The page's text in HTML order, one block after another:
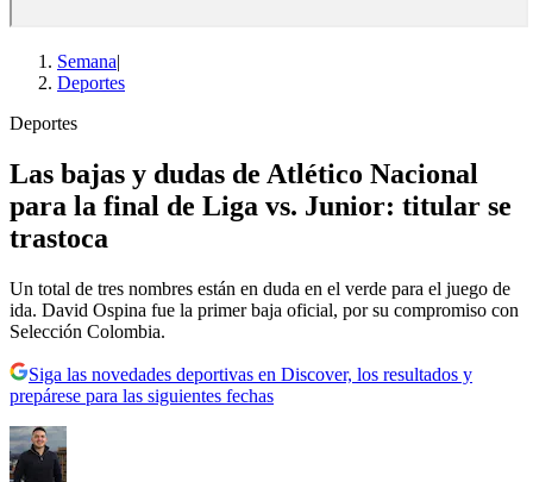
Semana|
Deportes
Deportes
Las bajas y dudas de Atlético Nacional
para la final de Liga vs. Junior: titular se
trastoca
Un total de tres nombres están en duda en el verde para el juego de
ida. David Ospina fue la primer baja oficial, por su compromiso con
Selección Colombia.
Siga las novedades deportivas en Discover, los resultados y
prepárese para las siguientes fechas